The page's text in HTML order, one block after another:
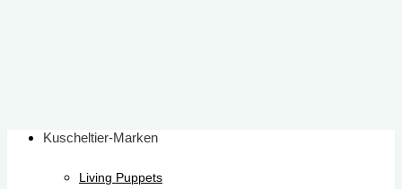
Kuscheltier-Marken
Living Puppets